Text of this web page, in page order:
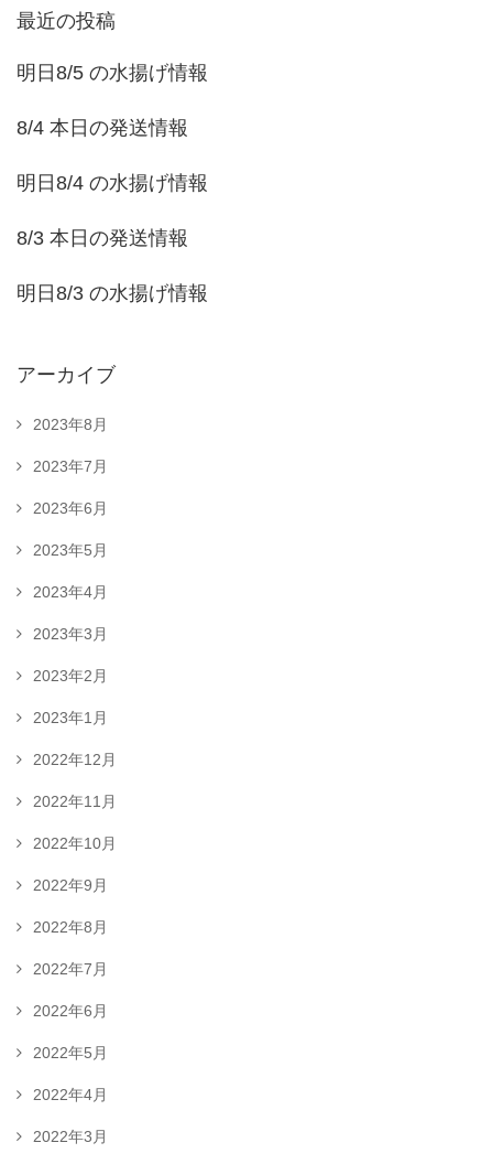
最近の投稿
明日8/5 の水揚げ情報
8/4 本日の発送情報
明日8/4 の水揚げ情報
8/3 本日の発送情報
明日8/3 の水揚げ情報
アーカイブ
2023年8月
2023年7月
2023年6月
2023年5月
2023年4月
2023年3月
2023年2月
2023年1月
2022年12月
2022年11月
2022年10月
2022年9月
2022年8月
2022年7月
2022年6月
2022年5月
2022年4月
2022年3月